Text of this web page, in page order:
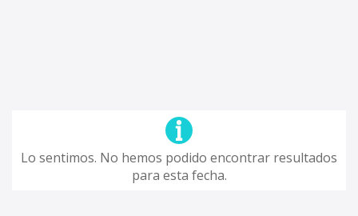
Lo sentimos. No hemos podido encontrar resultados
para esta fecha.